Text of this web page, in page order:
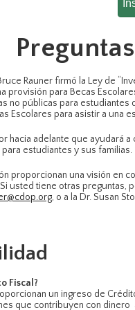
Rauner firmó la Ley de
provisión para Becas
no públicas para
Escolares para asistir a una
hacia adelante que ayudará
estudiantes y sus familias.
proporcionan una visión en
usted tiene otras
, o a la Dr. Susan
Fiscal?
un ingreso de
que contribuyen con